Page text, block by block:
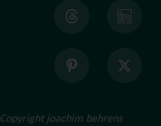
Copyright joachim behrens